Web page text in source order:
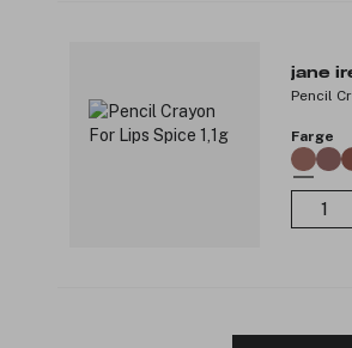
jane
Pencil
Farge